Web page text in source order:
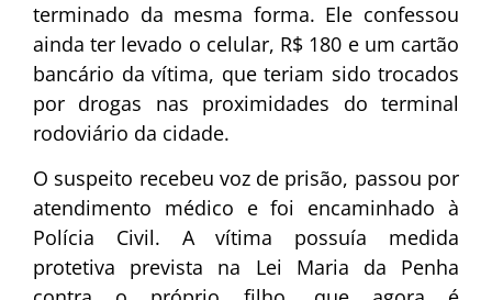
terminado da mesma forma. Ele confessou
ainda ter levado o celular, R$ 180 e um cartão
bancário da vítima, que teriam sido trocados
por drogas nas proximidades do terminal
rodoviário da cidade.
O suspeito recebeu voz de prisão, passou por
atendimento médico e foi encaminhado à
Polícia Civil. A vítima possuía medida
protetiva prevista na Lei Maria da Penha